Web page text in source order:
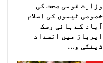
وزارت قومی صحت کی
خصوصی ٹیموں کی اسلام
آباد کے ہائی رسک
ایریاز میں انسداد
ڈینگی و…